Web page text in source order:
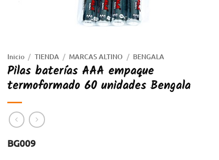
Inicio / TIENDA / MARCAS ALTINO / BENGALA
Pilas baterías AAA empaque
termoformado 60 unidades Bengala
BG009